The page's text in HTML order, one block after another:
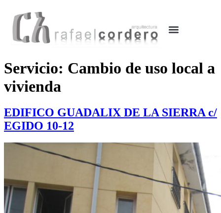
Servicio: Cambio de uso local a
vivienda
EDIFICO GUADALIX DE LA SIERRA c/
EGIDO 10-12